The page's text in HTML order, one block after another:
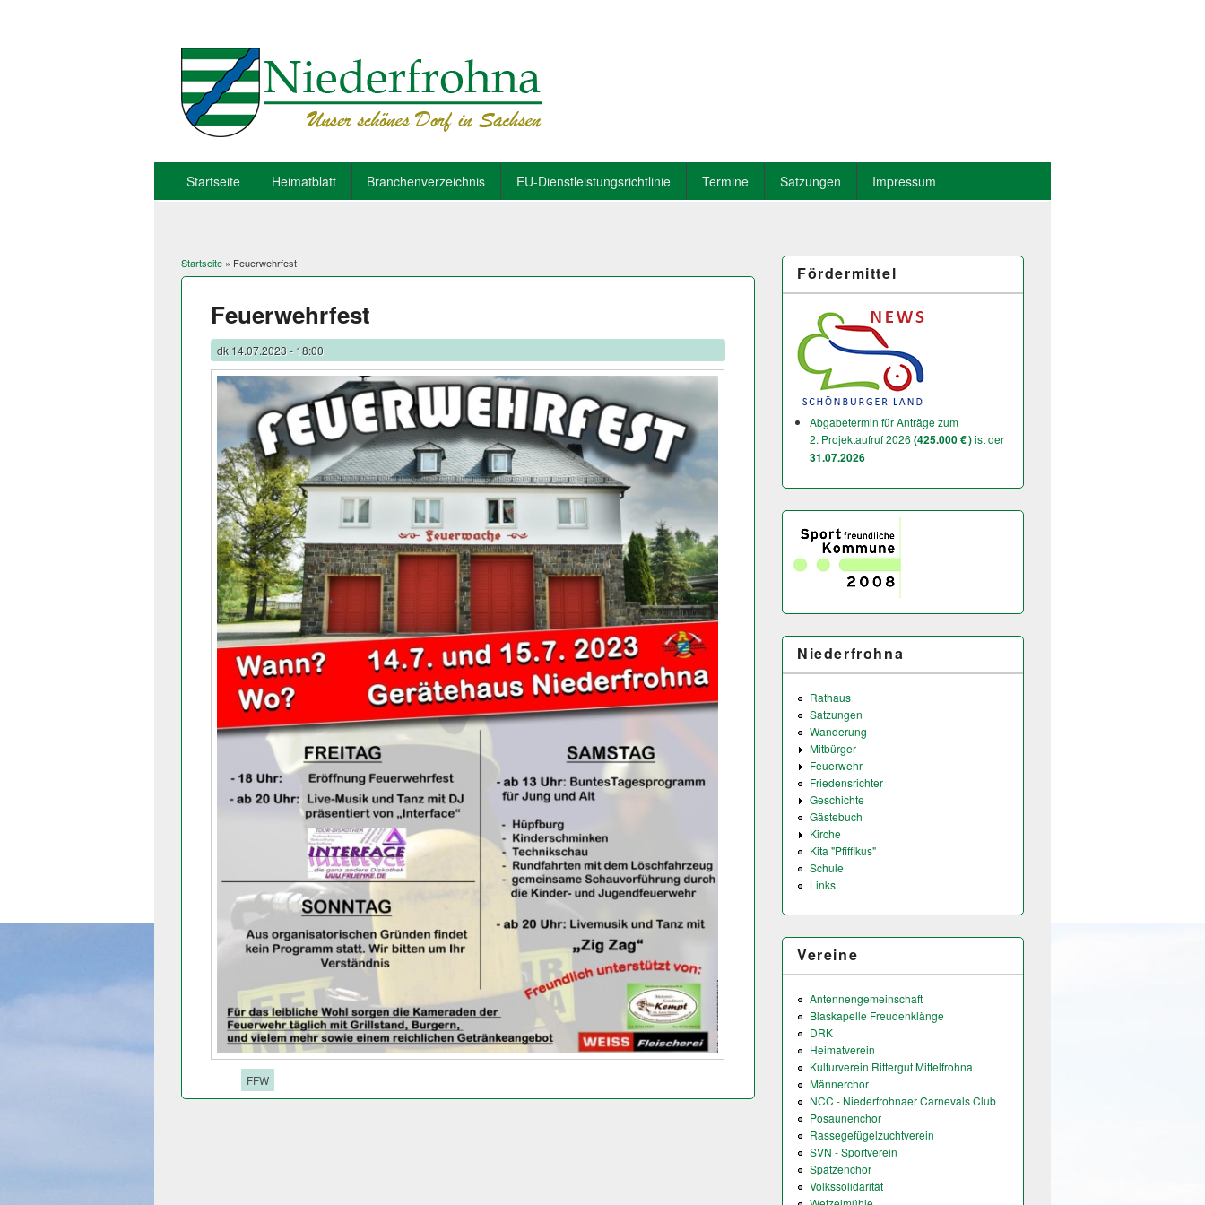
Startseite Heimatblatt Branchenverzeichnis EU-Dienstleistungsrichtlinie Termine Satzungen Impressum
Sie sind hier
Startseite » Feuerwehrfest
Feuerwehrfest
dk 14.07.2023 - 18:00
FFW
Fördermittel
Abgabetermin für Anträge zum
2. Projektaufruf 2026 (425.000 € )ist der
31.07.2026
Niederfrohna
Rathaus
Satzungen
Wanderung
Mitbürger
Feuerwehr
Friedensrichter
Geschichte
Gästebuch
Kirche
Kita "Pfiffikus"
Schule
Links
Vereine
Antennengemeinschaft
Blaskapelle Freudenklänge
DRK
Heimatverein
Kulturverein Rittergut Mittelfrohna
Männerchor
NCC - Niederfrohnaer Carnevals Club
Posaunenchor
Rassegefügelzuchtverein
SVN - Sportverein
Spatzenchor
Volkssolidarität